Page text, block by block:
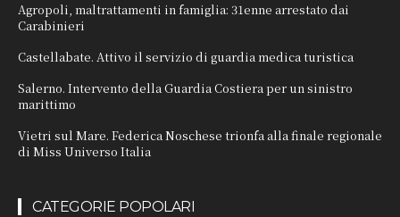
Agropoli, maltrattamenti in famiglia: 31enne arrestato dai
Carabinieri
Castellabate. Attivo il servizio di guardia medica turistica
Salerno. Intervento della Guardia Costiera per un sinistro
marittimo
Vietri sul Mare. Federica Noschese trionfa alla finale regionale
di Miss Universo Italia
CATEGORIE POPOLARI